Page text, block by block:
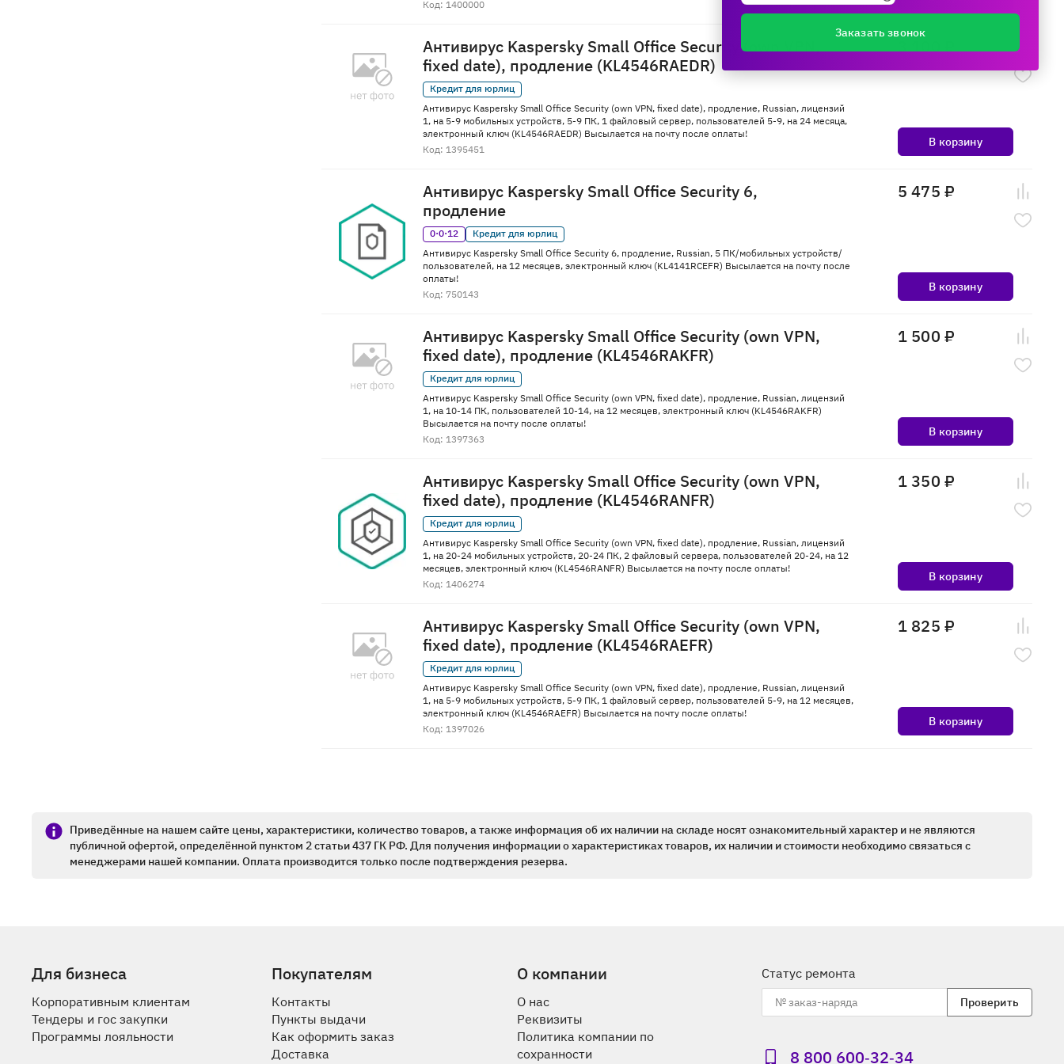
Код: 1400000
Антивирус Kaspersky Small Office Security (own VPN,
fixed date), продление (KL4546RAEDR)
Кредит для юрлиц
Антивирус Kaspersky Small Office Security (own VPN, fixed date), продление, Russian, лицензий
1, на 5-9 мобильных устройств, 5-9 ПК, 1 файловый сервер, пользователей 5-9, на 24 месяца,
электронный ключ (KL4546RAEDR) Высылается на почту после оплаты!
Код: 1395451
3 100 ₽
В корзину
Антивирус Kaspersky Small Office Security 6,
продление
0·0·12
Кредит для юрлиц
Антивирус Kaspersky Small Office Security 6, продление, Russian, 5 ПК/мобильных устройств/
пользователей, на 12 месяцев, электронный ключ (KL4141RCEFR) Высылается на почту после
оплаты!
Код: 750143
5 475 ₽
В корзину
Антивирус Kaspersky Small Office Security (own VPN,
fixed date), продление (KL4546RAKFR)
Кредит для юрлиц
Антивирус Kaspersky Small Office Security (own VPN, fixed date), продление, Russian, лицензий
1, на 10-14 ПК, пользователей 10-14, на 12 месяцев, электронный ключ (KL4546RAKFR)
Высылается на почту после оплаты!
Код: 1397363
1 500 ₽
В корзину
Антивирус Kaspersky Small Office Security (own VPN,
fixed date), продление (KL4546RANFR)
Кредит для юрлиц
Антивирус Kaspersky Small Office Security (own VPN, fixed date), продление, Russian, лицензий
1, на 20-24 мобильных устройств, 20-24 ПК, 2 файловый сервера, пользователей 20-24, на 12
месяцев, электронный ключ (KL4546RANFR) Высылается на почту после оплаты!
Код: 1406274
1 350 ₽
В корзину
Антивирус Kaspersky Small Office Security (own VPN,
fixed date), продление (KL4546RAEFR)
Кредит для юрлиц
Антивирус Kaspersky Small Office Security (own VPN, fixed date), продление, Russian, лицензий
1, на 5-9 мобильных устройств, 5-9 ПК, 1 файловый сервер, пользователей 5-9, на 12 месяцев,
электронный ключ (KL4546RAEFR) Высылается на почту после оплаты!
Код: 1397026
1 825 ₽
В корзину
Приведённые на нашем сайте цены, характеристики, количество товаров, а также информация об их наличии на складе носят ознакомительный характер и не являются
публичной офертой, определённой пунктом 2 статьи 437 ГК РФ. Для получения информации о характеристиках товаров, их наличии и стоимости необходимо связаться с
менеджерами нашей компании. Оплата производится только после подтверждения резерва.
Для бизнеса
Корпоративным клиентам
Тендеры и гос закупки
Программы лояльности
Покупателям
Контакты
Пункты выдачи
Как оформить заказ
Доставка
О компании
О нас
Реквизиты
Политика компании по
сохранности
Статус ремонта
Проверить
8 800 600‑32‑34
Заказать звонок